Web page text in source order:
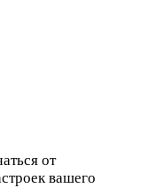
от
вашего